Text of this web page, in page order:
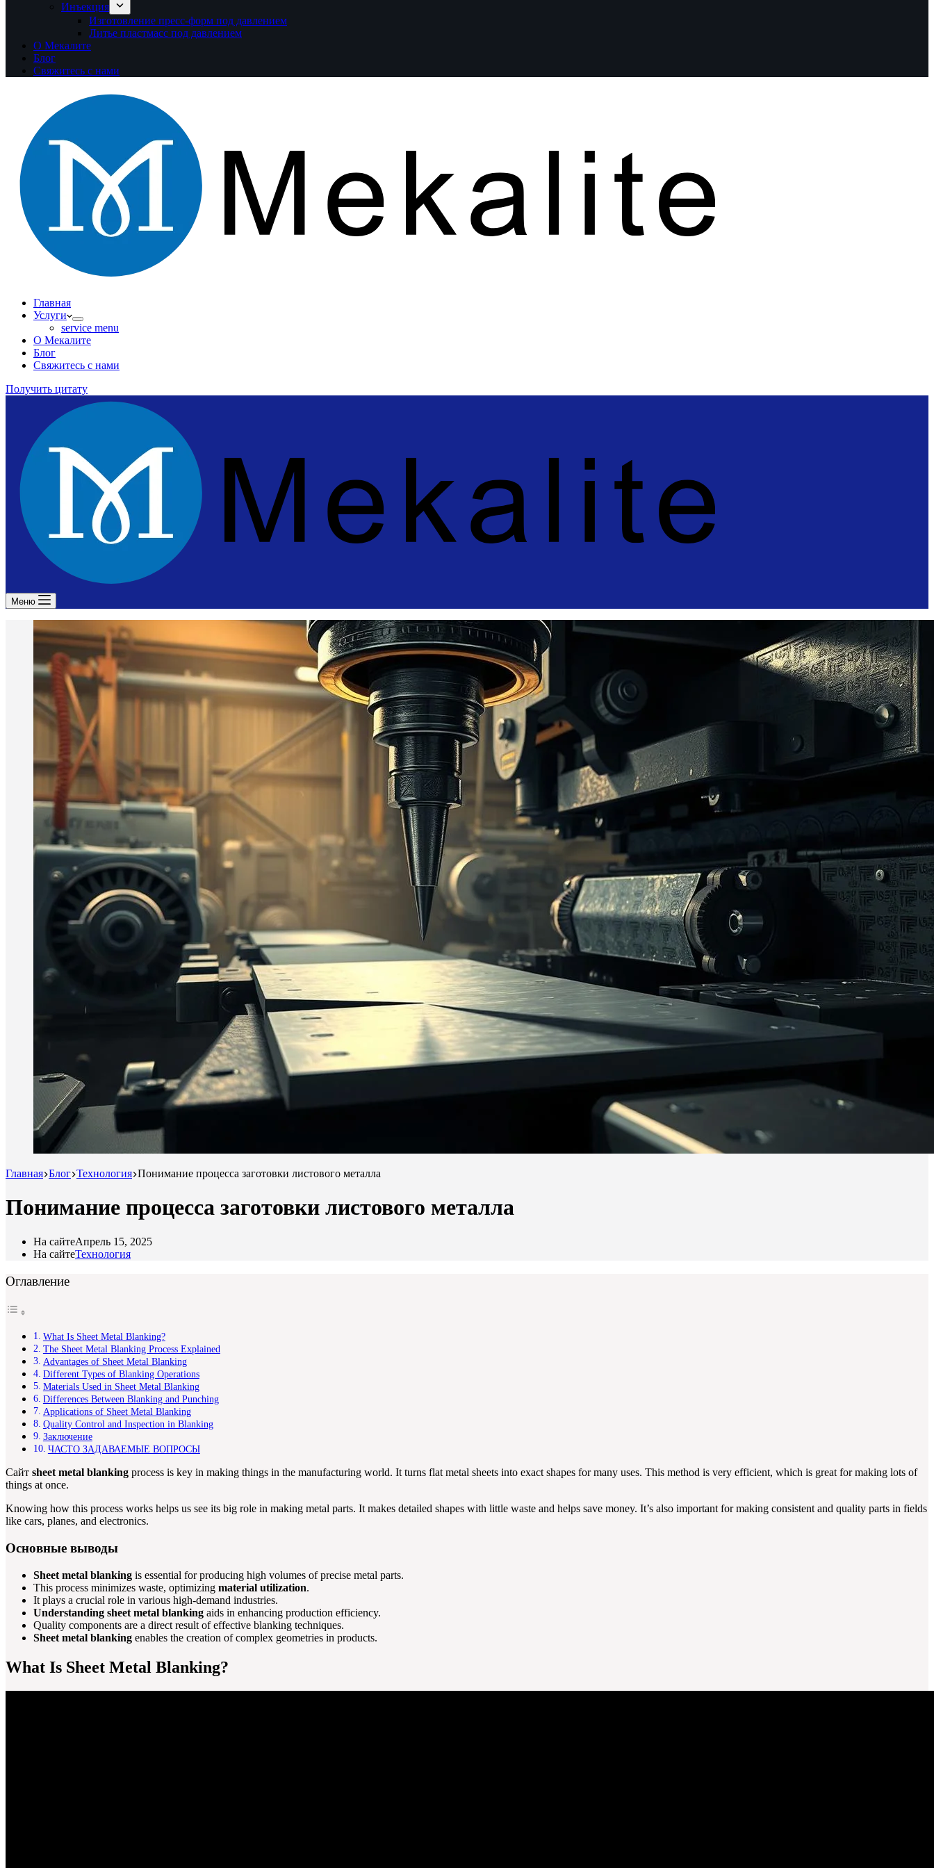
Инъекция
Изготовление пресс-форм под давлением
Литье пластмасс под давлением
О Мекалите
Блог
Свяжитесь с нами
Главная
Услуги
service menu
О Мекалите
Блог
Свяжитесь с нами
Получить цитату
Меню
Главная Блог Технология Понимание процесса заготовки листового металла
Понимание процесса заготовки листового металла
На сайтеАпрель 15, 2025
На сайтеТехнология
Оглавление
What Is Sheet Metal Blanking?
The Sheet Metal Blanking Process Explained
Advantages of Sheet Metal Blanking
Different Types of Blanking Operations
Materials Used in Sheet Metal Blanking
Differences Between Blanking and Punching
Applications of Sheet Metal Blanking
Quality Control and Inspection in Blanking
Заключение
ЧАСТО ЗАДАВАЕМЫЕ ВОПРОСЫ
Сайт sheet metal blanking process is key in making things in the manufacturing world. It turns flat metal sheets into exact shapes for many uses. This method is very efficient, which is great for making lots of
things at once.
Knowing how this process works helps us see its big role in making metal parts. It makes detailed shapes with little waste and helps save money. It’s also important for making consistent and quality parts in fields
like cars, planes, and electronics.
Основные выводы
Sheet metal blanking is essential for producing high volumes of precise metal parts.
This process minimizes waste, optimizing material utilization.
It plays a crucial role in various high-demand industries.
Understanding sheet metal blanking aids in enhancing production efficiency.
Quality components are a direct result of effective blanking techniques.
Sheet metal blanking enables the creation of complex geometries in products.
What Is Sheet Metal Blanking?